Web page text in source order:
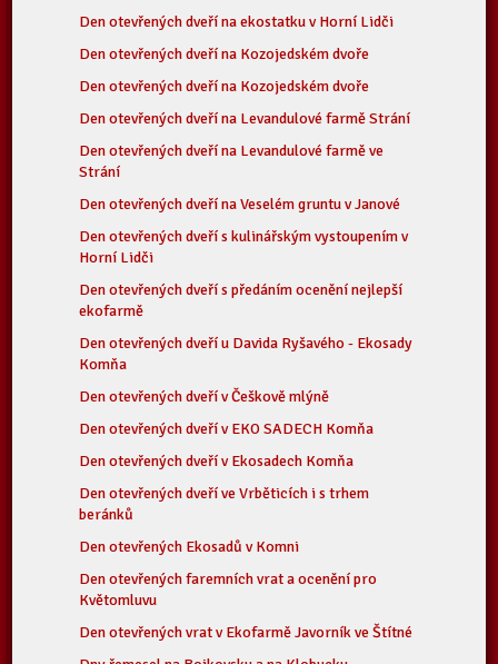
Den otevřených dveří na ekostatku v Horní Lidči
Den otevřených dveří na Kozojedském dvoře
Den otevřených dveří na Kozojedském dvoře
Den otevřených dveří na Levandulové farmě Strání
Den otevřených dveří na Levandulové farmě ve
Strání
Den otevřených dveří na Veselém gruntu v Janové
Den otevřených dveří s kulinářským vystoupením v
Horní Lidči
Den otevřených dveří s předáním ocenění nejlepší
ekofarmě
Den otevřených dveří u Davida Ryšavého - Ekosady
Komňa
Den otevřených dveří v Češkově mlýně
Den otevřených dveří v EKO SADECH Komňa
Den otevřených dveří v Ekosadech Komňa
Den otevřených dveří ve Vrběticích i s trhem
beránků
Den otevřených Ekosadů v Komni
Den otevřených faremních vrat a ocenění pro
Květomluvu
Den otevřených vrat v Ekofarmě Javorník ve Štítné